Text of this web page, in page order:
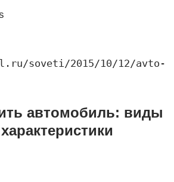
soveti/2015/10/12/avto-
автомобиль: виды